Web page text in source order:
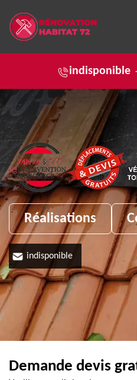
indisponible -
Réalisations
indisponible
Demande devis